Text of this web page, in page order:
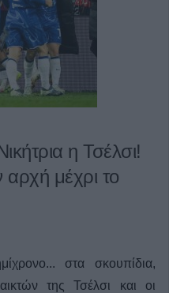
η Τσέλσι!
μέχρι το
στα σκουπίδια,
της Τσέλσι και οι